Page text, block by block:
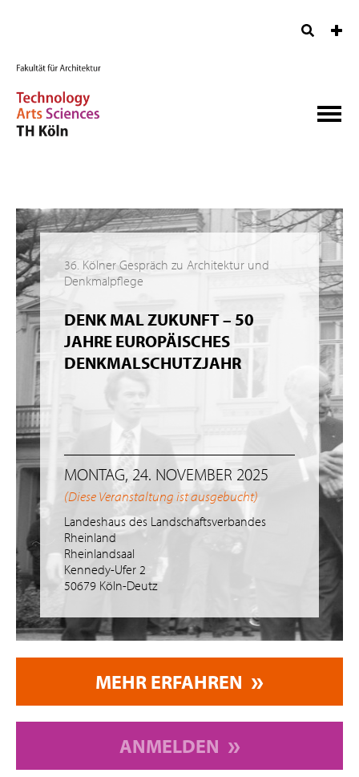
36. Kölner Gespräch zu Architektur und
Denkmalpflege
DENK MAL ZUKUNFT – 50
JAHRE EUROPÄISCHES
DENKMALSCHUTZJAHR
MONTAG, 24. NOVEMBER 2025
(Diese Veranstaltung ist ausgebucht)
Landeshaus des Landschaftsverbandes
Rheinland
Rheinlandsaal
Kennedy-Ufer 2
50679 Köln-Deutz
MEHR ERFAHREN
ANMELDEN